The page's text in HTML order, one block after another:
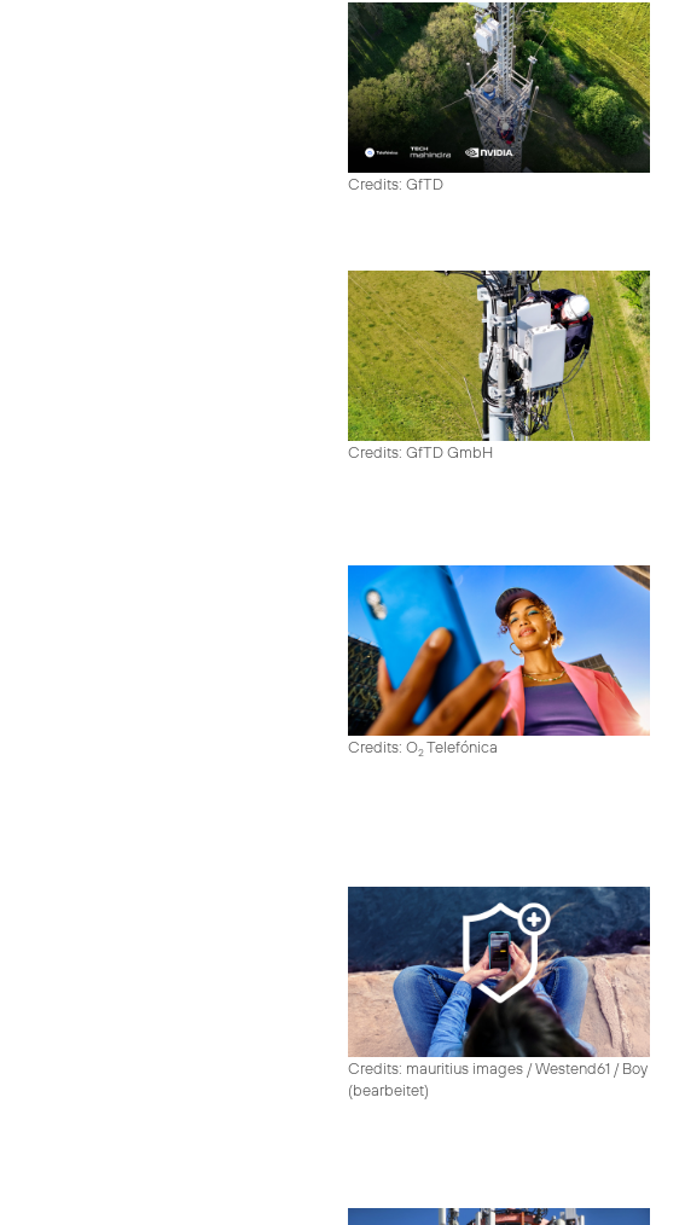
Credits: GfTD
Credits: GfTD GmbH
Credits: O2Telefónica
Credits: mauritius images / Westend61 / Boy
(bearbeitet)